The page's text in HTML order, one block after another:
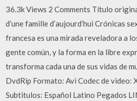
36.3k Views 2 Comments Título
d’une famille d’aujourd’hui Crónicas
francesa es una mirada reveladora a
gente común, y la forma en la libre
transforma cada una de sus vidas de
DvdRip Formato: Avi Codec de video:
Subtitulos: Español Latino Pegados